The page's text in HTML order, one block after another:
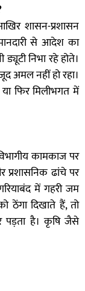
शासन-प्रशासन
से आदेश का
निभा रहे होते।
अमल नहीं हो रहा।
फिर मिलीभगत में
कामकाज पर
ढांचे पर
में गहरी जम
ठेंगा दिखाते हैं, तो
है। कृषि जैसे